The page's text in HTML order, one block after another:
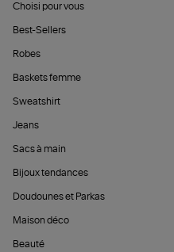
Choisi pour vous
Best-Sellers
Robes
Baskets femme
Sweatshirt
Jeans
Sacs à main
Bijoux tendances
Doudounes et Parkas
Maison déco
Beauté